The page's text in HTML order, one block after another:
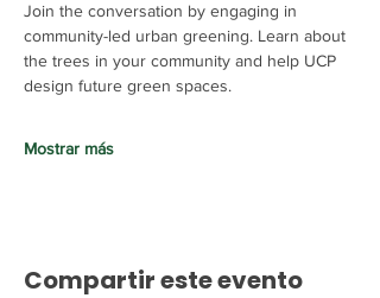
Join the conversation by engaging in
community-led urban greening. Learn about
the trees in your community and help UCP
design future green spaces.
Mostrar más
Compartir este evento